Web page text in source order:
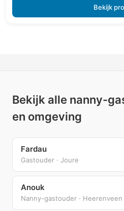
Bekijk
Bekijk alle nanny-
en omgeving
Fardau
Gastouder · Joure
Anouk
Nanny-gastouder · Heerenveen